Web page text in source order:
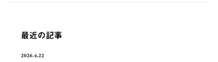
最近の記事
2026.4.22